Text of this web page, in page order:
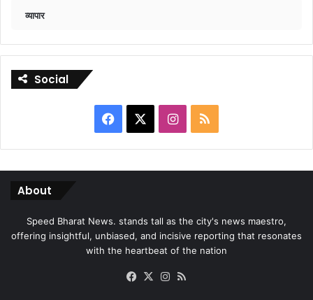
व्यापार
Social
Facebook Instagram
RSS
About
Speed Bharat News. stands tall as the city's news maestro,
offering insightful, unbiased, and incisive reporting that resonates
with the heartbeat of the nation
Facebook
X Instagram